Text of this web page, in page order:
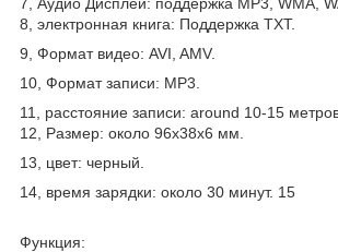
8, электронная книга: Поддержка TXT.
9, Формат видео: AVI, AMV.
10, Формат записи: MP3.
11, расстояние записи: around 10-15
12, Размер: около 96x38x6 мм.
13, цвет: черный.
14, время зарядки: около 30 минут. 15
Функция: